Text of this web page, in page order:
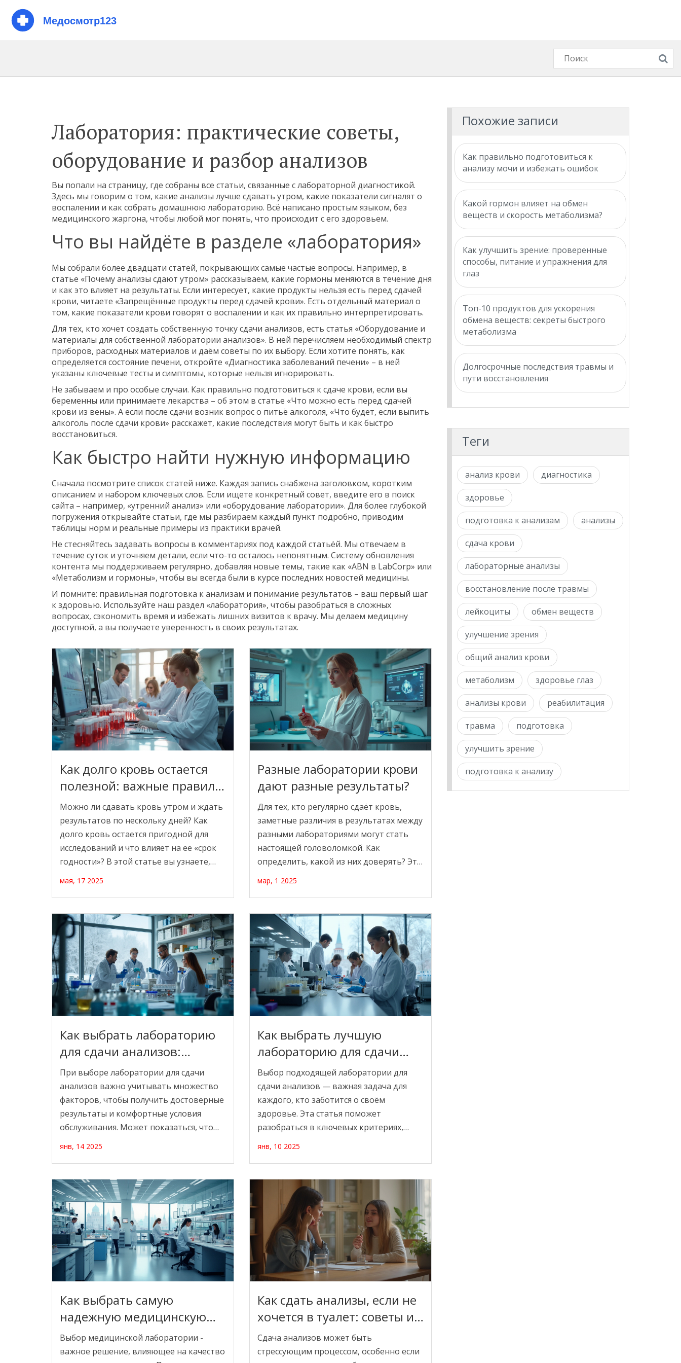
Лаборатория: практические советы,
оборудование и разбор анализов
Вы попали на страницу, где собраны все статьи, связанные с лабораторной диагностикой.
Здесь мы говорим о том, какие анализы лучше сдавать утром, какие показатели сигналят о
воспалении и как собрать домашнюю лабораторию. Всё написано простым языком, без
медицинского жаргона, чтобы любой мог понять, что происходит с его здоровьем.
Что вы найдёте в разделе «лаборатория»
Мы собрали более двадцати статей, покрывающих самые частые вопросы. Например, в
статье «Почему анализы сдают утром» рассказываем, какие гормоны меняются в течение дня
и как это влияет на результаты. Если интересует, какие продукты нельзя есть перед сдачей
крови, читаете «Запрещённые продукты перед сдачей крови». Есть отдельный материал о
том, какие показатели крови говорят о воспалении и как их правильно интерпретировать.
Для тех, кто хочет создать собственную точку сдачи анализов, есть статья «Оборудование и
материалы для собственной лаборатории анализов». В ней перечисляем необходимый спектр
приборов, расходных материалов и даём советы по их выбору. Если хотите понять, как
определяется состояние печени, откройте «Диагностика заболеваний печени» – в ней
указаны ключевые тесты и симптомы, которые нельзя игнорировать.
Не забываем и про особые случаи. Как правильно подготовиться к сдаче крови, если вы
беременны или принимаете лекарства – об этом в статье «Что можно есть перед сдачей
крови из вены». А если после сдачи возник вопрос о питьё алкоголя, «Что будет, если выпить
алкоголь после сдачи крови» расскажет, какие последствия могут быть и как быстро
восстановиться.
Как быстро найти нужную информацию
Сначала посмотрите список статей ниже. Каждая запись снабжена заголовком, коротким
описанием и набором ключевых слов. Если ищете конкретный совет, введите его в поиск
сайта – например, «утренний анализ» или «оборудование лаборатории». Для более глубокой
погружения открывайте статьи, где мы разбираем каждый пункт подробно, приводим
таблицы норм и реальные примеры из практики врачей.
Не стесняйтесь задавать вопросы в комментариях под каждой статьёй. Мы отвечаем в
течение суток и уточняем детали, если что-то осталось непонятным. Систему обновления
контента мы поддерживаем регулярно, добавляя новые темы, такие как «ABN в LabCorp» или
«Метаболизм и гормоны», чтобы вы всегда были в курсе последних новостей медицины.
И помните: правильная подготовка к анализам и понимание результатов – ваш первый шаг
к здоровью. Используйте наш раздел «лаборатория», чтобы разобраться в сложных
вопросах, сэкономить время и избежать лишних визитов к врачу. Мы делаем медицину
доступной, а вы получаете уверенность в своих результатах.
Как долго кровь остается
полезной: важные правила
хранения и сдачи
Можно ли сдавать кровь утром и ждать
результатов по нескольку дней? Как
долго кровь остается пригодной для
исследований и что влияет на ее «срок
годности»? В этой статье вы узнаете,
ошибки могут повлиять на точность
ваших анализов. Также поделюсь
советами, как выбрать лабораторию и
избежать распространённых
неприятностей. После прочтения этой
статьи вы сможете правильно
планировать сдачу анализов и не
волноваться за результаты.
мая, 17 2025
Разные лаборатории крови
дают разные результаты?
Для тех, кто регулярно сдаёт кровь,
заметные различия в результатах между
разными лабораториями могут стать
настоящей головоломкой. Как
определить, какой из них доверять? Эта
вопрос, предоставляя практические
что стоит обратить внимание при
выборе лаборатории, и поймите, почему
иногда результаты не совпадают.
мар, 1 2025
Как выбрать лабораторию
для сдачи анализов:
сравнение с шоколадными
лабораториями
При выборе лаборатории для сдачи
анализов важно учитывать множество
факторов, чтобы получить достоверные
результаты и комфортные условия
обслуживания. Может показаться, что
сильно отличаются, но существуют и
аналогии. В статье исследуются
характерные черты лабораторий разных
типов и даются советы, как выбрать
подходящую лабораторию для
медицинских анализов.
янв, 14 2025
Как выбрать лучшую
лабораторию для сдачи
анализов
Выбор подходящей лаборатории для
сдачи анализов — важная задача для
каждого, кто заботится о своём
здоровье. Эта статья поможет
разобраться в ключевых критериях,
рассмотрены различные виды
лабораторий, их преимущества и
недостатки. Также мы поговорим о
мерах, которые предпринять для
защиты себя от ошибок в анализах.
янв, 10 2025
Как выбрать самую
надежную медицинскую
лабораторию
Выбор медицинской лаборатории -
важное решение, влияющее на качество
Как сдать анализы, если не
хочется в туалет: советы и
рекомендации
Сдача анализов может быть
стрессующим процессом, особенно если
Похожие записи
Как правильно подготовиться к
анализу мочи и избежать ошибок
Какой гормон влияет на обмен
веществ и скорость метаболизма?
Как улучшить зрение: проверенные
способы, питание и упражнения для
глаз
Топ-10 продуктов для ускорения
обмена веществ: секреты быстрого
метаболизма
Долгосрочные последствия травмы и
пути восстановления
Теги
анализ крови диагностика
здоровье
подготовка к анализам анализы
сдача крови
лабораторные анализы
восстановление после травмы
лейкоциты обмен веществ
улучшение зрения
общий анализ крови
метаболизм здоровье глаз
анализы крови реабилитация
травма подготовка
улучшить зрение
подготовка к анализу